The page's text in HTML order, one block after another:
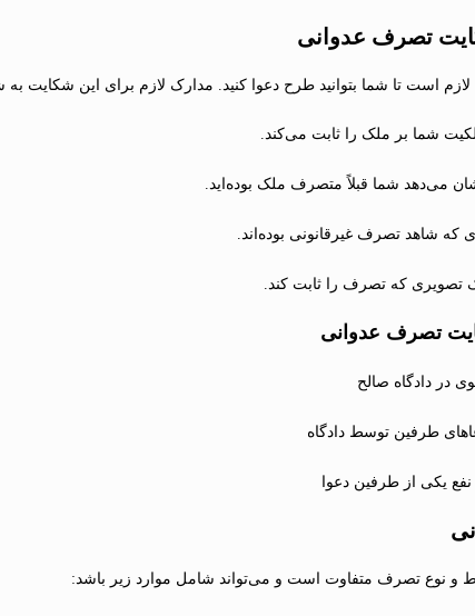
تصرف عدوانی
است تا شما بتوانید طرح دعوا کنید. مدارک لازم برای این شکایت
شما بر ملک را ثابت می‌کند.
می‌دهد شما قبلاً متصرف ملک بوده‌اید.
که شاهد تصرف غیرقانونی بوده‌اند.
تصویری که تصرف را ثابت کند.
تصرف عدوانی
در دادگاه صالح
طرفین توسط دادگاه
یکی از طرفین دعوا
و نوع تصرف متفاوت است و می‌تواند شامل موارد زیر باشد: